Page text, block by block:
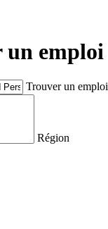
un emploi
Trouver un emploi
Région